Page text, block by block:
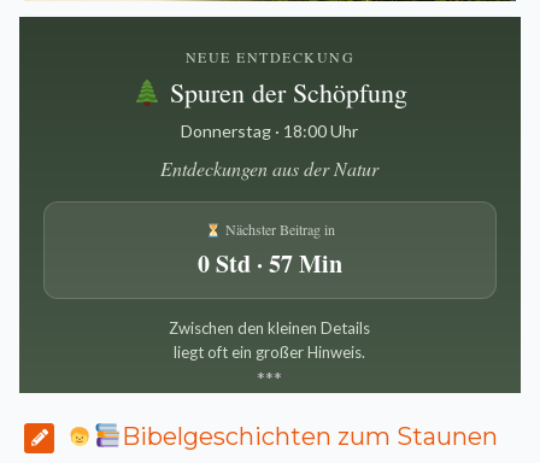
NEUE ENTDECKUNG
Spuren der Schöpfung
Donnerstag · 18:00 Uhr
Entdeckungen aus der Natur
Nächster Beitrag in
0 Std · 57 Min
Zwischen den kleinen Details
liegt oft ein großer Hinweis.
***
Bibelgeschichten zum Staunen